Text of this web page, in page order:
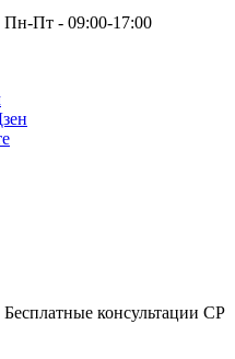
Пн-Пт - 09:00-17:00
Бесплатные консультации СР